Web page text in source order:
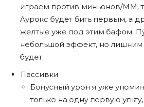
играем против миньонов/ММ,
Аурокс будет бить первым, а
желтые уже под этим бафом.
небольшой эффект, но лишним
будет.
Пассивки
Бонусный урон я уже
только на одну первую